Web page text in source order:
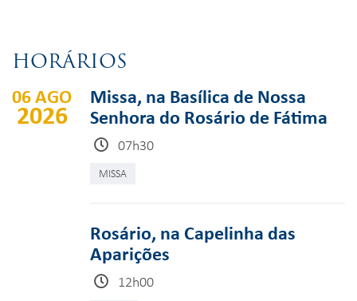
HORÁRIOS
06 AGO
2026
Missa, na Basílica de Nossa
Senhora do Rosário de Fátima
07h30
MISSA
Rosário, na Capelinha das
Aparições
12h00